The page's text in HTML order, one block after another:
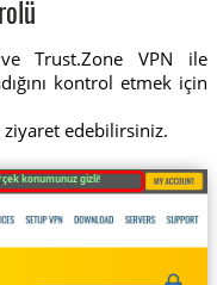
Trust.Zone VPN ile
kontrol etmek için
ziyaret edebilirsiniz.
konumunuz gizli!